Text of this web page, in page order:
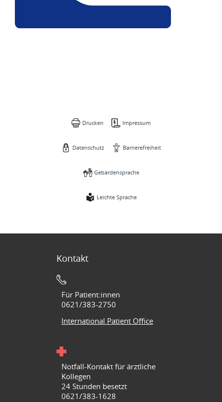
Drucken Impressum
Datenschutz Barrierefreiheit
Gebärdensprache
Leichte Sprache
Kontakt
Für Patient:innen
0621/383-2750
International Patient Office
Notfall-Kontakt für ärztliche
Kollegen
24 Stunden besetzt
0621/383-1628